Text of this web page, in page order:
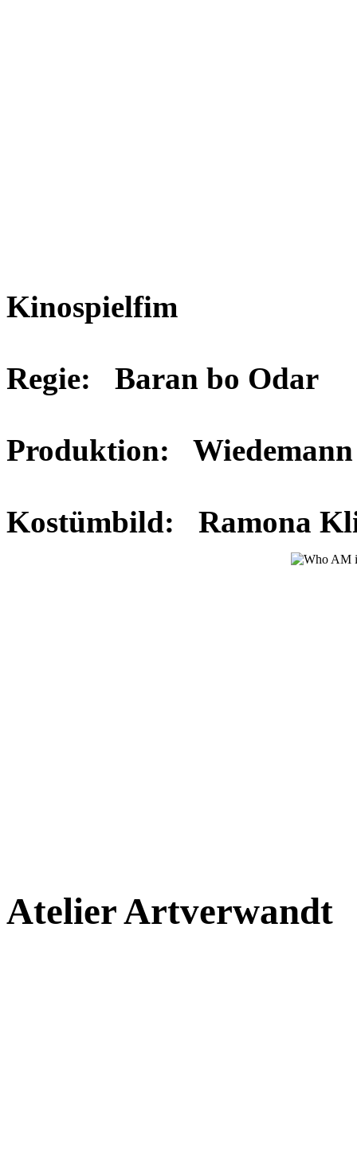
Kinospielfim
Regie: Baran bo
Produktion:
Kostümbild: Ramona
AtelierArtverwandt